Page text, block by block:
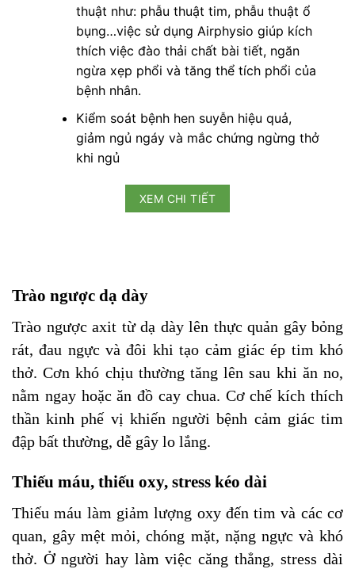
thuật như: phẫu thuật tim, phẫu thuật ổ
bụng…việc sử dụng Airphysio giúp kích
thích việc đào thải chất bài tiết, ngăn
ngừa xẹp phổi và tăng thể tích phổi của
bệnh nhân.
Kiểm soát bệnh hen suyễn hiệu quả,
giảm ngủ ngáy và mắc chứng ngừng thở
khi ngủ
XEM CHI TIẾT
Trào ngược dạ dày
Trào ngược axit từ dạ dày lên thực quản gây bỏng
rát, đau ngực và đôi khi tạo cảm giác ép tim khó
thở. Cơn khó chịu thường tăng lên sau khi ăn no,
nằm ngay hoặc ăn đồ cay chua. Cơ chế kích thích
thần kinh phế vị khiến người bệnh cảm giác tim
đập bất thường, dễ gây lo lắng.
Thiếu máu, thiếu oxy, stress kéo dài
Thiếu máu làm giảm lượng oxy đến tim và các cơ
quan, gây mệt mỏi, chóng mặt, nặng ngực và khó
thở. Ở người hay làm việc căng thẳng, stress dài